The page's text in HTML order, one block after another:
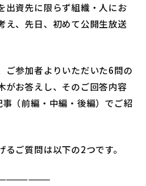
出資先に限らず組織・人にお
え、先日、初めて公開生放送
ご参加者よりいただいた6問の
がお答えし、そのご回答内容
（前編・中編・後編）でご紹
ご質問は以下の2つです。